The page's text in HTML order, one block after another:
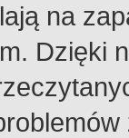
na
Dzięki